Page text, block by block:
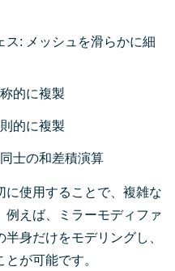
: メッシュを滑らかに細
的に複製
的に複製
士の和差積演算
に使用することで、複雑な
例えば、ミラーモディファ
身だけをモデリングし、
が可能です。